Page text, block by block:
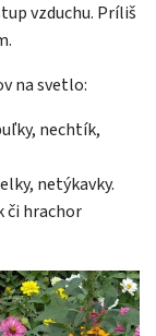
vzduchu. Príliš
na svetlo:
nechtík,
netýkavky.
či hrachor